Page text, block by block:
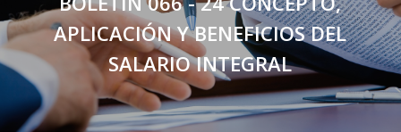
APLICACIÓN Y BENEFICIOS DEL
SALARIO INTEGRAL